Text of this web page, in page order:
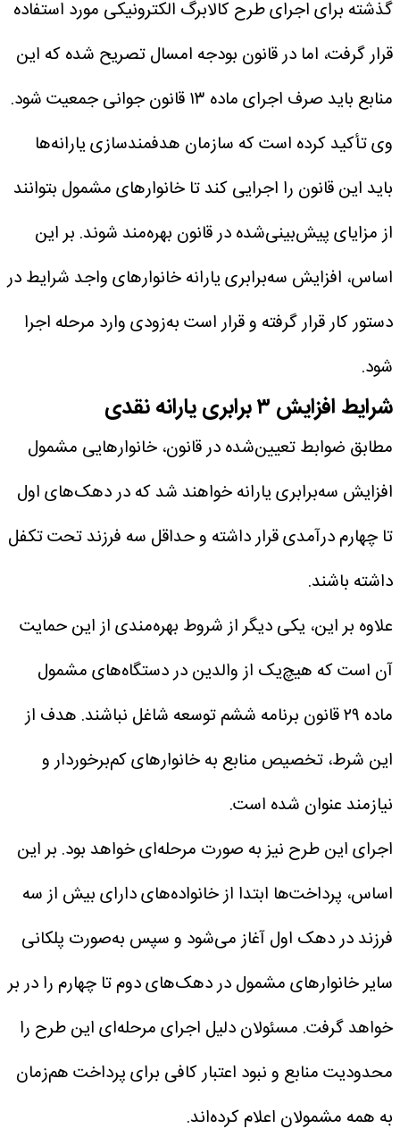
گذشته برای اجرای طرح کالابرگ الکترونیکی مورد استفاده
قرار گرفت، اما در قانون بودجه امسال تصریح شده که این
منابع باید صرف اجرای ماده ۱۳ قانون جوانی جمعیت شود.
وی تأکید کرده است که سازمان هدفمندسازی یارانه‌ها
باید این قانون را اجرایی کند تا خانوارهای مشمول بتوانند
از مزایای پیش‌بینی‌شده در قانون بهره‌مند شوند. بر این
اساس، افزایش سه‌برابری یارانه خانوارهای واجد شرایط در
دستور کار قرار گرفته و قرار است به‌زودی وارد مرحله اجرا
شود.
شرایط افزایش ۳ برابری یارانه نقدی
مطابق ضوابط تعیین‌شده در قانون، خانوارهایی مشمول
افزایش سه‌برابری یارانه خواهند شد که در دهک‌های اول
تا چهارم درآمدی قرار داشته و حداقل سه فرزند تحت تکفل
داشته باشند.
علاوه بر این، یکی دیگر از شروط بهره‌مندی از این حمایت
آن است که هیچ‌یک از والدین در دستگاه‌های مشمول
ماده ۲۹ قانون برنامه ششم توسعه شاغل نباشند. هدف از
این شرط، تخصیص منابع به خانوارهای کم‌برخوردار و
نیازمند عنوان شده است.
اجرای این طرح نیز به صورت مرحله‌ای خواهد بود. بر این
اساس، پرداخت‌ها ابتدا از خانواده‌های دارای بیش از سه
فرزند در دهک اول آغاز می‌شود و سپس به‌صورت پلکانی
سایر خانوارهای مشمول در دهک‌های دوم تا چهارم را در بر
خواهد گرفت. مسئولان دلیل اجرای مرحله‌ای این طرح را
محدودیت منابع و نبود اعتبار کافی برای پرداخت هم‌زمان
به همه مشمولان اعلام کرده‌اند.